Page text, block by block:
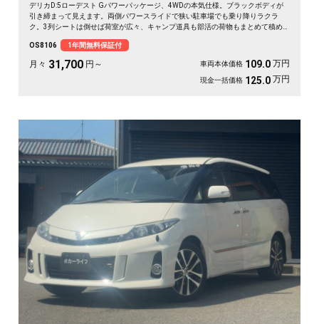
デリカD:5ローデスト Gパワーパッケージ、4WDの本気仕様。ブラックボディが
引き締まって見えます。両側パワースライドで狭い駐車場でも乗り降りラクラ
ク。3列シートは倒せば荷室が広々、キャンプ道具も部活の荷物もまとめて積め
遠出も、これ一台で頼れる相棒に🚗✨💺🙌。安心して長く乗れる《1年保証付》で
す😊
OS8106 1年間無料保証付
月々 31,700 円～ 車両本体価格 109.0 万円
現金一括価格 125.0 万円